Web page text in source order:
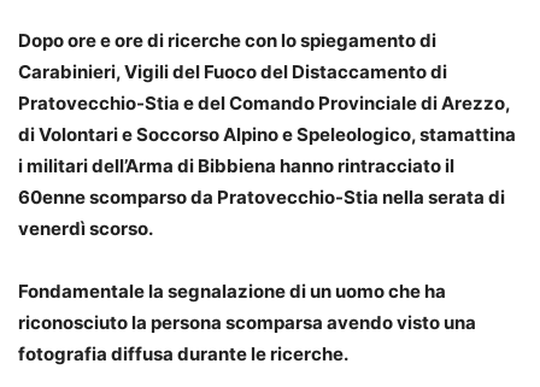
Dopo ore e ore di ricerche con lo spiegamento di
Carabinieri, Vigili del Fuoco del Distaccamento di
Pratovecchio-Stia e del Comando Provinciale di Arezzo,
di Volontari e Soccorso Alpino e Speleologico, stamattina
i militari dell’Arma di Bibbiena hanno rintracciato il
60enne scomparso da Pratovecchio-Stia nella serata di
venerdì scorso.
Fondamentale la segnalazione di un uomo che ha
riconosciuto la persona scomparsa avendo visto una
fotografia diffusa durante le ricerche.